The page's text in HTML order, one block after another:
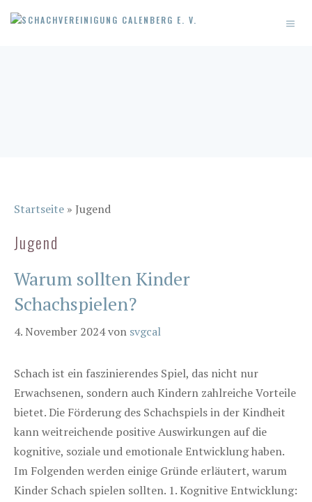
Zum
Inhalt
MENÜ
Startseite » Jugend
Jugend
Warum sollten Kinder
Schachspielen?
4. November 2024von svgcal
Schach ist ein faszinierendes Spiel, das nicht nur
Erwachsenen, sondern auch Kindern zahlreiche Vorteile
bietet. Die Förderung des Schachspiels in der Kindheit
kann weitreichende positive Auswirkungen auf die
kognitive, soziale und emotionale Entwicklung haben.
Im Folgenden werden einige Gründe erläutert, warum
Kinder Schach spielen sollten. 1. Kognitive Entwicklung: